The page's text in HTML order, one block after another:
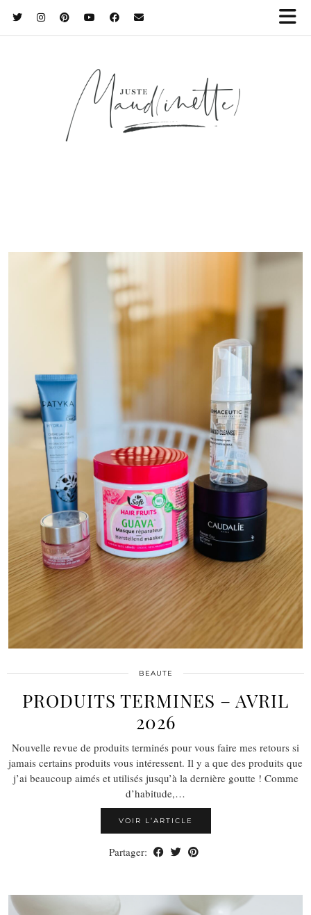
BEAUTE
PRODUITS TERMINES – AVRIL
2026
Nouvelle revue de produits terminés pour vous faire mes retours si
jamais certains produits vous intéressent. Il y a que des produits que
j’ai beaucoup aimés et utilisés jusqu’à la dernière goutte ! Comme
d’habitude,…
VOIR L’ARTICLE
Partager: